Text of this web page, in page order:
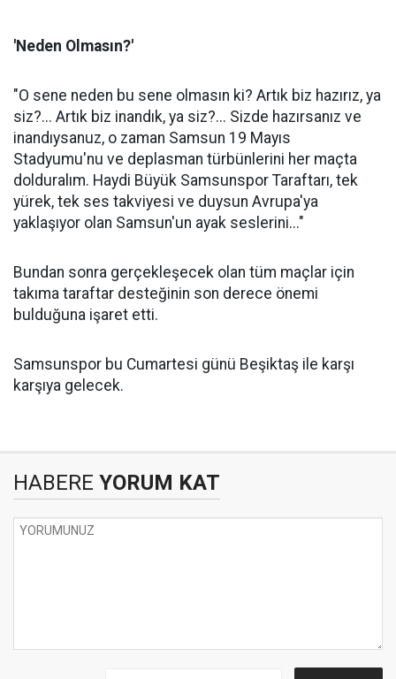
'Neden Olmasın?'
"O sene neden bu sene olmasın ki? Artık biz hazırız, ya
siz?... Artık biz inandık, ya siz?... Sizde hazırsanız ve
inandıysanuz, o zaman Samsun 19 Mayıs
Stadyumu'nu ve deplasman türbünlerini her maçta
dolduralım. Haydi Büyük Samsunspor Taraftarı, tek
yürek, tek ses takviyesi ve duysun Avrupa'ya
yaklaşıyor olan Samsun'un ayak seslerini..."
Bundan sonra gerçekleşecek olan tüm maçlar için
takıma taraftar desteğinin son derece önemi
bulduğuna işaret etti.
Samsunspor bu Cumartesi günü Beşiktaş ile karşı
karşıya gelecek.
HABERE YORUM KAT